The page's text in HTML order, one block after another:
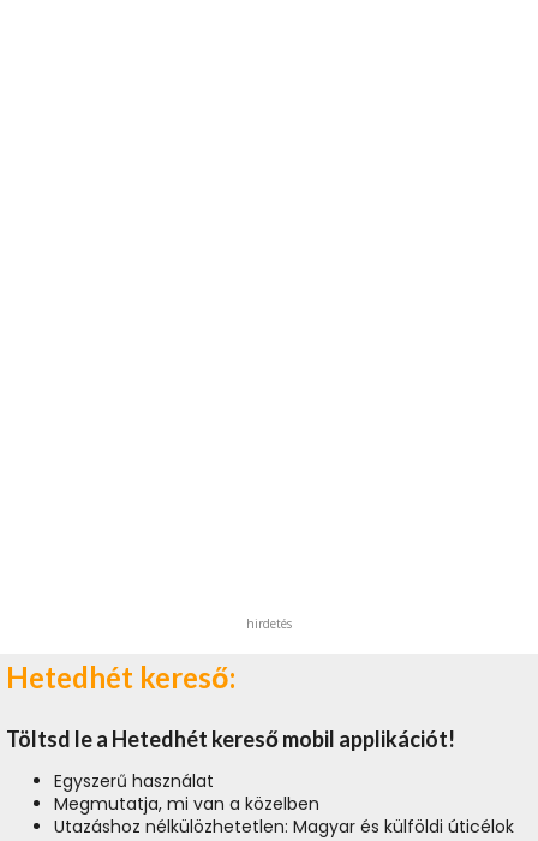
hirdetés
Hetedhét kereső:
Töltsd le a Hetedhét kereső mobil applikációt!
Egyszerű használat
Megmutatja, mi van a közelben
Utazáshoz nélkülözhetetlen: Magyar és külföldi úticélok